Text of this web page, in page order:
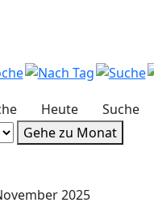
Heute Suche
Gehe zu Monat
2025